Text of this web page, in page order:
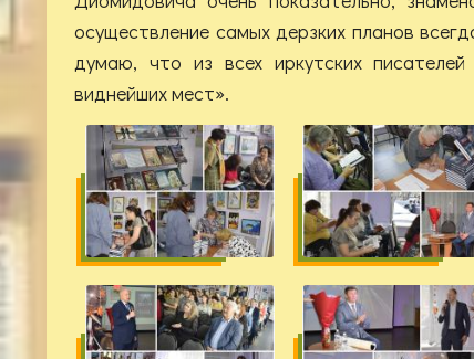
осуществление самых дерзких планов
думаю, что из всех иркутских
виднейших мест».